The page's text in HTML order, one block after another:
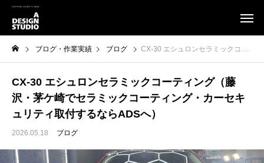
ブログ・作業実績 ブログ CX-30 エシュロンセラミックコーティング（藤沢・茅ケ崎でセラミックコーティング・カーセキュリティ取付するならADSへ）
CX-30 エシュロンセラミックコーティング（藤
沢・茅ケ崎でセラミックコーティング・カーセキ
ュリティ取付するならADSへ）
2026.05.18 ブログ